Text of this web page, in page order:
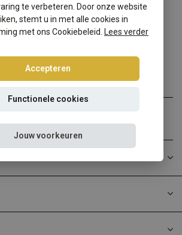
Volkswagen Vento 1H verla...
€268,95
te verbeteren. Door onze website
stemt u in met alle cookies in
met ons Cookiebeleid.
Lees verder
Accepteren
Functionele cookies
Jouw voorkeuren